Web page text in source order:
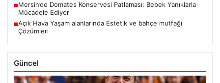
■Mersin’de Domates Konservesi Patlaması: Bebek Yanıklarla
Mücadele Ediyor
■Açık Hava Yaşam alanlarında Estetik ve bahçe mutfağı
Çözümleri
Güncel